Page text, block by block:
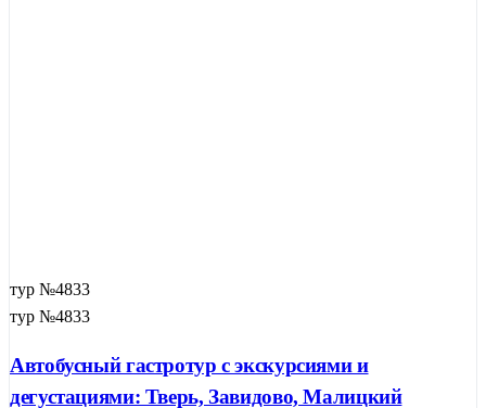
21
тур №4833
тур №4833
Автобусный гастротур с экскурсиями и
дегустациями: Тверь, Завидово, Малицкий